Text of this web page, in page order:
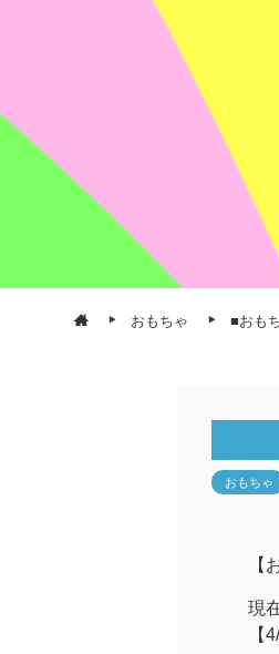
おもちゃ ■おも
おもちゃ
【
現
【